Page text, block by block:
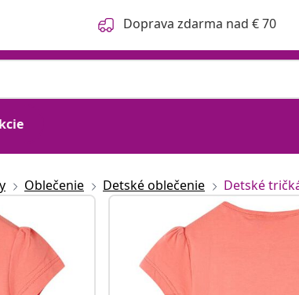
Doprava zdarma nad € 70
Oblečenie Detské oblečenie Detské